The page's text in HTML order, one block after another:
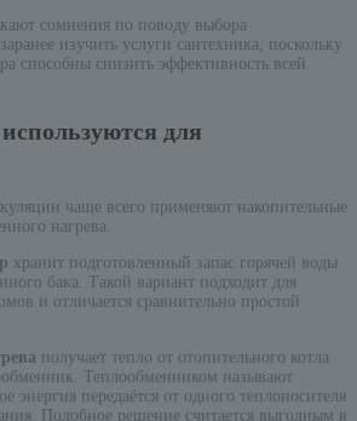
сомнения по поводу выбора
изучить услуги сантехника, поскольку
способны снизить эффективность всей
для
чаще всего применяют накопительные
нагрева.
хранит подготовленный запас горячей воды
бака. Такой вариант подходит для
и отличается сравнительно простой
получает тепло от отопительного котла
Теплообменником называют
энергия передаётся от одного теплоносителя
Подобное решение считается выгодным в